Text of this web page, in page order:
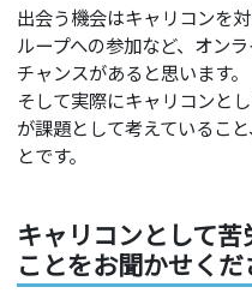
出会う機会はキャリコンを
ループへの参加など、オン
チャンスがあると思います。
そして実際にキャリコンと
が課題として考えているこ
とです。
キャリコンとして
ことをお聞かせくだ